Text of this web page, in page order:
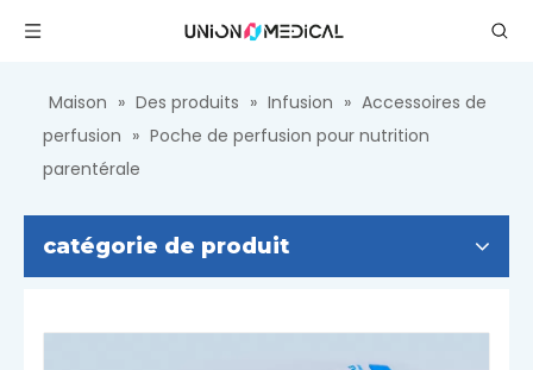
Maison » Des produits » Infusion » Accessoires de
perfusion » Poche de perfusion pour nutrition
parentérale
catégorie de produit